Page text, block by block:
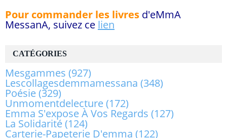
CATÉGORIES
Mesgammes (927)
Lescollagesdemmamessana (348)
Poésie(329)
Unmomentdelecture(172)
Emma S'expose À Vos Regards (127)
La Solidarité(124)
Carterie-Papeterie D'emma (122)
Pour commander les livres d'eMmA
MessanA, suivez ce lien